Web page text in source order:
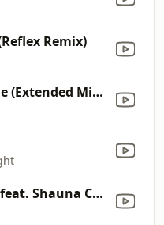
Remix)
Illuminate Me (Extended Mix) [feat. Beth]
Equilibrium (feat. Shauna Cardwell) [Kly Remix]